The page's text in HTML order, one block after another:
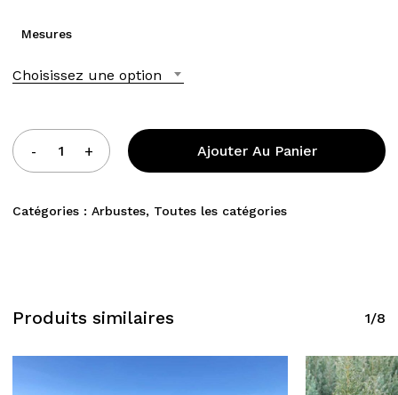
Mesures
Choisissez une option
Ajouter Au Panier
Catégories : Arbustes, Toutes les catégories
Produits similaires 1/8